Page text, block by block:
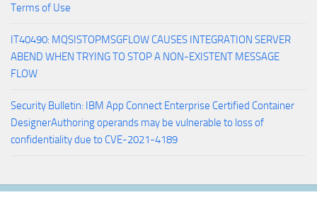
Terms of Use
IT40490: MQSISTOPMSGFLOW CAUSES INTEGRATION SERVER
ABEND WHEN TRYING TO STOP A NON-EXISTENT MESSAGE
FLOW
Security Bulletin: IBM App Connect Enterprise Certified Container
DesignerAuthoring operands may be vulnerable to loss of
confidentiality due to CVE-2021-4189